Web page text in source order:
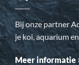
Bij onze partner
je koi, aquarium
Meer informatie